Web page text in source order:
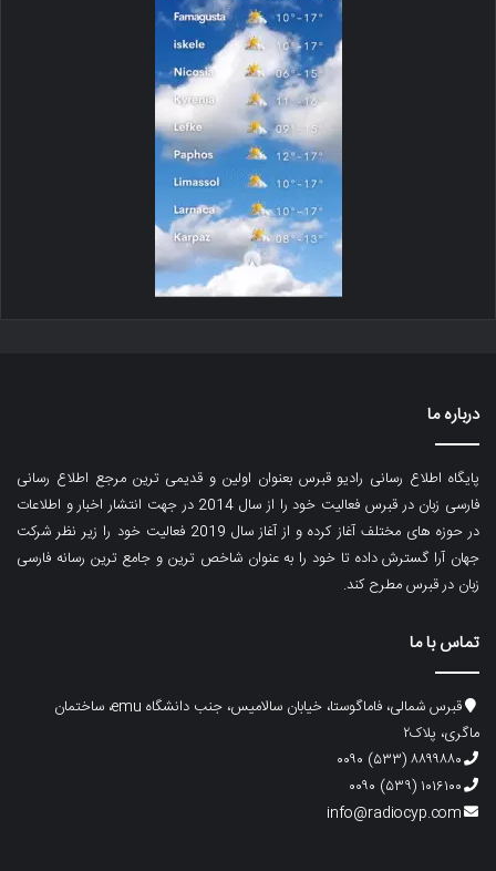
درباره ما
پایگاه اطلاع رسانی رادیو قبرس بعنوان اولین و قدیمی ترین مرجع اطلاع رسانی
فارسی زبان در قبرس فعالیت خود را از سال 2014 در جهت انتشار اخبار و اطلاعات
در حوزه های مختلف آغاز کرده و از آغاز سال 2019 فعالیت خود را زیر نظر شرکت
جهان آرا گسترش داده تا خود را به عنوان شاخص ترین و جامع ترین رسانه فارسی
زبان در قبرس مطرح کند.
تماس با ما
قبرس شمالی، فاماگوستا، خیابان سالامیس، جنب دانشگاه emu، ساختمان
ماگری، پلاک۲
۸۸۹۹۸۸۰ (۵۳۳) ۰۰۹۰
۱۰۱۶۱۰۰ (۵۳۹) ۰۰۹۰
info@radiocyp.com